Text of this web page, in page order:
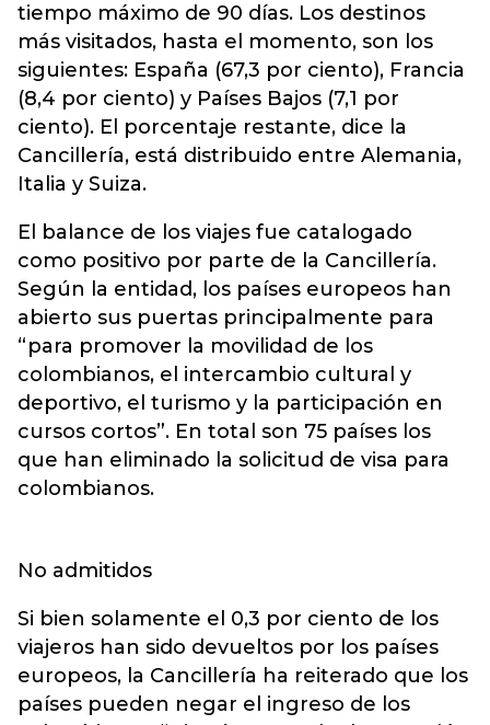
tiempo máximo de 90 días. Los destinos
más visitados, hasta el momento, son los
siguientes: España (67,3 por ciento), Francia
(8,4 por ciento) y Países Bajos (7,1 por
ciento). El porcentaje restante, dice la
Cancillería, está distribuido entre Alemania,
Italia y Suiza.
El balance de los viajes fue catalogado
como positivo por parte de la Cancillería.
Según la entidad, los países europeos han
abierto sus puertas principalmente para
“para promover la movilidad de los
colombianos, el intercambio cultural y
deportivo, el turismo y la participación en
cursos cortos”. En total son 75 países los
que han eliminado la solicitud de visa para
colombianos.
No admitidos
Si bien solamente el 0,3 por ciento de los
viajeros han sido devueltos por los países
europeos, la Cancillería ha reiterado que los
países pueden negar el ingreso de los